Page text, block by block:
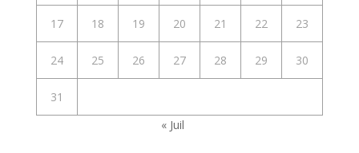
17 18 19 20 21 22 23
24 25 26 27 28 29 30
31
« Juil